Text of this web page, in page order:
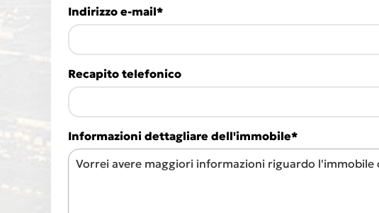
Indirizzo e-mail*
Recapito telefonico
Informazioni dettagliare dell'immobile*